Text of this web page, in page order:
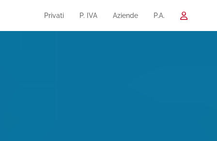
Privati P. IVA Aziende P.A.